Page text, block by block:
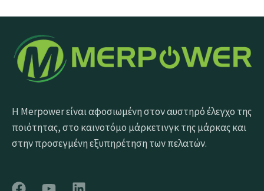
Η Merpower είναι αφοσιωμένη στον αυστηρό έλεγχο της
ποιότητας, στο καινοτόμο μάρκετινγκ της μάρκας και
στην προσεγμένη εξυπηρέτηση των πελατών.